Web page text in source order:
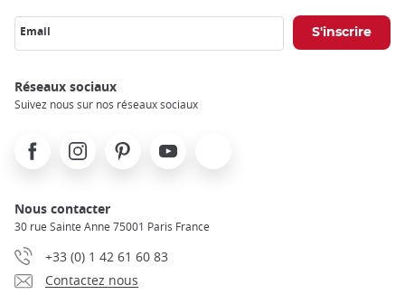
Email
Réseaux sociaux
Suivez nous sur nos réseaux sociaux
FacebookInstagramPinterest Youtube
Nous contacter
30 rue Sainte Anne 75001 Paris France
+33 (0) 1 42 61 60 83
Contactez nous